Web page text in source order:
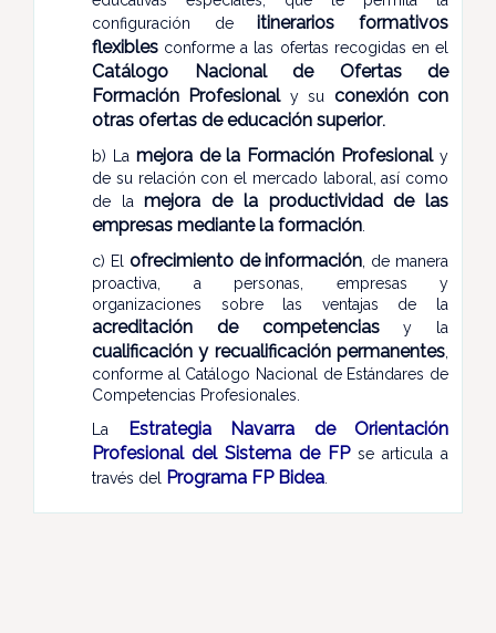
configuración de
itinerarios formativos
flexibles conforme a las ofertas recogidas en el
Catálogo Nacional de Ofertas de
Formación Profesionaly su conexión con
otras ofertas de educación superior.
b) La mejora de la Formación Profesionaly
de su relación con el mercado laboral, así como
de lamejora de la productividad de las
empresas mediante la formación
c) El ofrecimiento de información , de manera
proactiva, a personas, empresas y
organizaciones sobre las ventajas de la
acreditación de competenciasy la
cualificación y recualificación permanentes
conforme al Catálogo Nacional de Estándares de
Competencias Profesionales.
La
Estrategia Navarra de Orientación
Profesional del Sistema de FPse articula a
través del
Programa FP Bidea